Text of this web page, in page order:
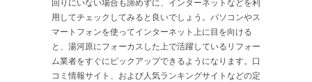
用してチェックしてみると良いでしょう。パソコンやス
マートフォンを使ってインターネット上に目を向ける
と、湯河原にフォーカスした上で活躍しているリフォー
ム業者をすぐにピックアップできるようになります。口
コミ情報サイト、および人気ランキングサイトなどの定